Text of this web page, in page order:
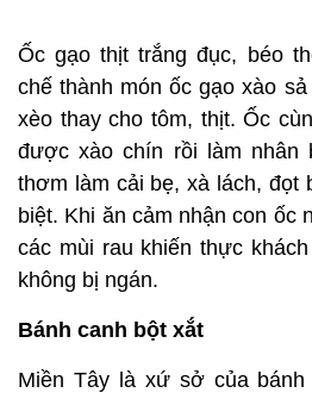
Ốc gạo thịt trắng đục, béo
chế thành món ốc gạo xào
xèo thay cho tôm, thịt. Ốc
được xào chín rồi làm nhân
thơm làm cải bẹ, xà lách, đọt
biệt. Khi ăn cảm nhận con ốc
các mùi rau khiến thực
không bị ngán.
Bánh canh bột xắt
Miền Tây là xứ sở của